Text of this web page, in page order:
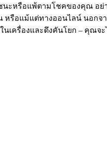
หรือแพ้ตามโชคของคุณ อย่
รือแม้แต่ทางออนไลน์ นอกจ
เครื่องและดึงคันโยก – คุณจ